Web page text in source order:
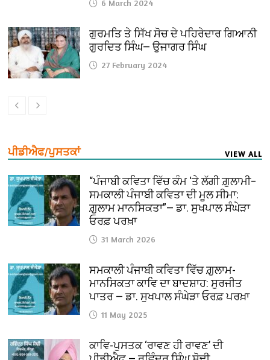
6 March 2024
ਗੁਰਮਤਿ ਤੇ ਸਿੱਖ ਸੋਚ ਦੇ ਪਹਿਰੇਦਾਰ ਗਿਆਨੀ
ਗੁਰਦਿਤ ਸਿੰਘ— ਉਜਾਗਰ ਸਿੰਘ
27 February 2024
ਪੀਡੀਐਫ/ਪੁਸਤਕਾਂ VIEW ALL
“ਪੰਜਾਬੀ ਕਵਿਤਾ ਵਿੱਚ ਕੰਮ ‘ਤੇ ਲੱਗੀ ਗ਼ੁਲਾਮੀ–
ਸਮਕਾਲੀ ਪੰਜਾਬੀ ਕਵਿਤਾ ਦੀ ਮੂਲ ਸੀਮਾ:
ਗ਼ੁਲਾਮ ਮਾਨਸਿਕਤਾ”— ਡਾ. ਸੁਖਪਾਲ ਸੰਘੇੜਾ
ਓਰਫ਼ ਪਰਖ਼ਾ
31 March 2026
ਸਮਕਾਲੀ ਪੰਜਾਬੀ ਕਵਿਤਾ ਵਿੱਚ ਗ਼ੁਲਾਮ-
ਮਾਨਸਿਕਤਾ ਕਾਵਿ ਦਾ ਬਾਦਸ਼ਾਹ: ਸੁਰਜੀਤ
ਪਾਤਰ — ਡਾ. ਸੁਖਪਾਲ ਸੰਘੇੜਾ ਓਰਫ਼ ਪਰਖ਼ਾ
11 May 2025
ਕਾਵਿ-ਪੁਸਤਕ ‘ਰਾਵਣ ਹੀ ਰਾਵਣ’ ਦੀ